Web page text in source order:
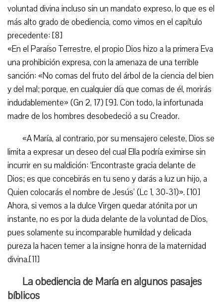
voluntad divina incluso sin un mandato expreso, lo que es el
más alto grado de obediencia, como vimos en el capítulo
precedente: [8]
«En el Paraíso Terrestre, el propio Dios hizo a la primera Eva
una prohibición expresa, con la amenaza de una terrible
sanción: «No comas del fruto del árbol de la ciencia del bien
y del mal; porque, en cualquier día que comas de él, morirás
indudablemente» (Gn 2, 17) [9]. Con todo, la infortunada
madre de los hombres desobedeció a su Creador.
«A María, al contrario, por su mensajero celeste, Dios se
limita a expresar un deseo del cual Ella podría eximirse sin
incurrir en su maldición: ‘Encontraste gracia delante de
Dios; es que concebirás en tu seno y darás a luz un hijo, a
Quien colocarás el nombre de Jesús’ (Lc 1, 30-31)». [10]
Ahora, si vemos a la dulce Virgen quedar atónita por un
instante, no es por la duda delante de la voluntad de Dios,
pues solamente su incomparable humildad y delicada
pureza la hacen temer a la insigne honra de la maternidad
divina.[11]
La obediencia de María en algunos pasajes
bíblicos